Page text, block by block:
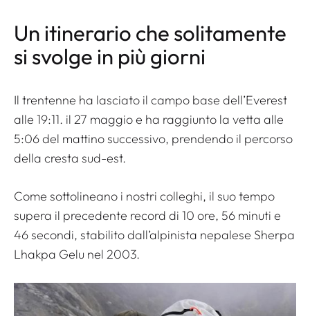
Un itinerario che solitamente
si svolge in più giorni
Il trentenne ha lasciato il campo base dell’Everest
alle 19:11. il 27 maggio e ha raggiunto la vetta alle
5:06 del mattino successivo, prendendo il percorso
della cresta sud-est.
Come sottolineano i nostri colleghi, il suo tempo
supera il precedente record di 10 ore, 56 minuti e
46 secondi, stabilito dall’alpinista nepalese Sherpa
Lhakpa Gelu nel 2003.